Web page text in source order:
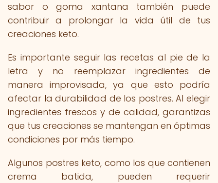
sabor o goma xantana también puede
contribuir a prolongar la vida útil de tus
creaciones keto.
Es importante seguir las recetas al pie de la
letra y no reemplazar ingredientes de
manera improvisada, ya que esto podría
afectar la durabilidad de los postres. Al elegir
ingredientes frescos y de calidad, garantizas
que tus creaciones se mantengan en óptimas
condiciones por más tiempo.
Algunos postres keto, como los que contienen
crema batida, pueden requerir